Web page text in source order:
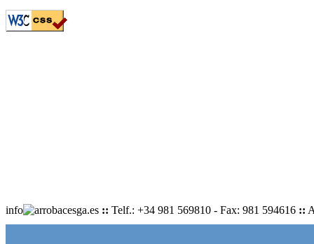
info cesga.es :: Telf.: +34 981 569810 - Fax: 981 594616 ::